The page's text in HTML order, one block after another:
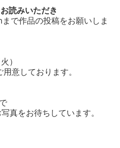
読みいただき
で作品の投稿をお願いしま
）
意しております。
真をお待ちしています。